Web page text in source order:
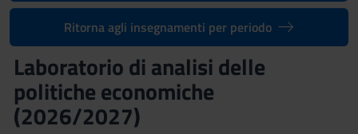
Ritorna agli insegnamenti per periodo
Laboratorio di analisi delle
politiche economiche
(2026/2027)